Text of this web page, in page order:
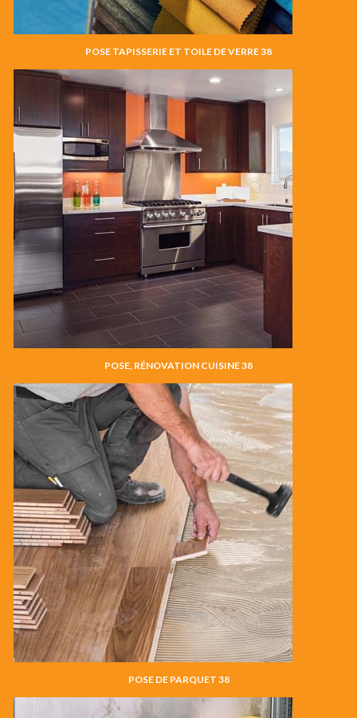
POSE TAPISSERIE ET TOILE DE VERRE 38
POSE, RÉNOVATION CUISINE 38
POSE DE PARQUET 38